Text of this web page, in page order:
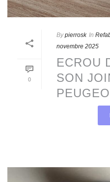
0
By pierrosk In
novembre 2025
ECROU
SON